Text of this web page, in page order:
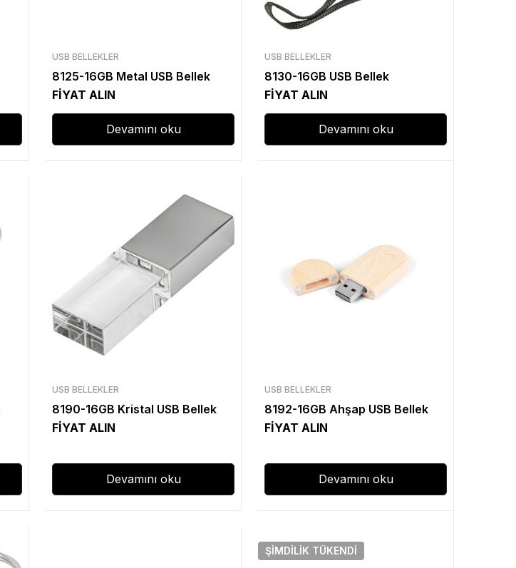
USB BELLEKLER
8125-16GB Metal USB Bellek
FİYAT ALIN
Devamını oku
USB BELLEKLER
8130-16GB USB Bellek
FİYAT ALIN
Devamını oku
USB BELLEKLER
8190-16GB Kristal USB Bellek
FİYAT ALIN
Devamını oku
USB BELLEKLER
8192-16GB Ahşap USB Bellek
FİYAT ALIN
Devamını oku
ŞIMDILIK TÜKENDI